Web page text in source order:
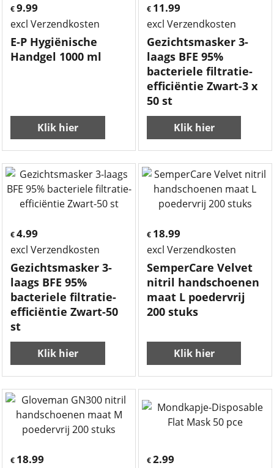
€ 9.99
excl Verzendkosten
E-P Hygiënische
Handgel 1000 ml
Klik hier
€ 11.99
excl Verzendkosten
Gezichtsmasker 3-
laags BFE 95%
bacteriele filtratie-
efficiëntie Zwart-3 x
50 st
Klik hier
€ 4.99
excl Verzendkosten
Gezichtsmasker 3-
laags BFE 95%
bacteriele filtratie-
efficiëntie Zwart-50
st
Klik hier
€ 18.99
excl Verzendkosten
SemperCare Velvet
nitril handschoenen
maat L poedervrij
200 stuks
Klik hier
€ 18.99 €2.99